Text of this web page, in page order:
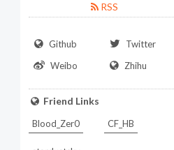
RSS
Github
Twitter
Weibo
Zhihu
Friend Links
Blood_Zer0 CF_HB